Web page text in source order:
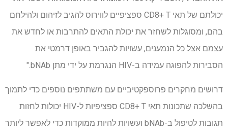
יכולתם של תאי CD8+ T ספציפיים לווירוס להגיב לזיהום ולהילחם
בהם, ומסוגלות לשחזר את יכולת התאים להתרבות או לחדש את
עצמם אצל כל הנמענים, עשויות להגביר באופן דרמטי את
הסבירות להפוגה עמידה ב-HIV הנגרמת על ידי מתן bNAb."
דרושים מחקרים פרוספקטיביים עם משתתפים נוספים כדי לתמוך
בהשלכה שתכונות תאי CD8+ T ספציפיות ל-HIV יכולות לחזות
תגובות לטיפול ב-bNAb ועשויות להיות ממוקדות כדי לאפשר ליותר